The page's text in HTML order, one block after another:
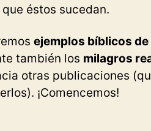
éstos sucedan.
ejemplos bíblicos
también los milagros
otras publicaciones
¡Comencemos!